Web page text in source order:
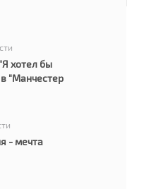
хотел бы
"Манчестер
- мечта